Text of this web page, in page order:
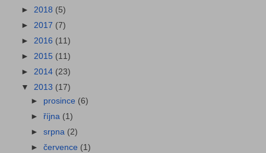
► 2018 (5)
► 2017 (7)
► 2016 (11)
► 2015 (11)
► 2014 (23)
▼ 2013 (17)
► prosince (6)
►října (1)
►srpna (2)
►července (1)